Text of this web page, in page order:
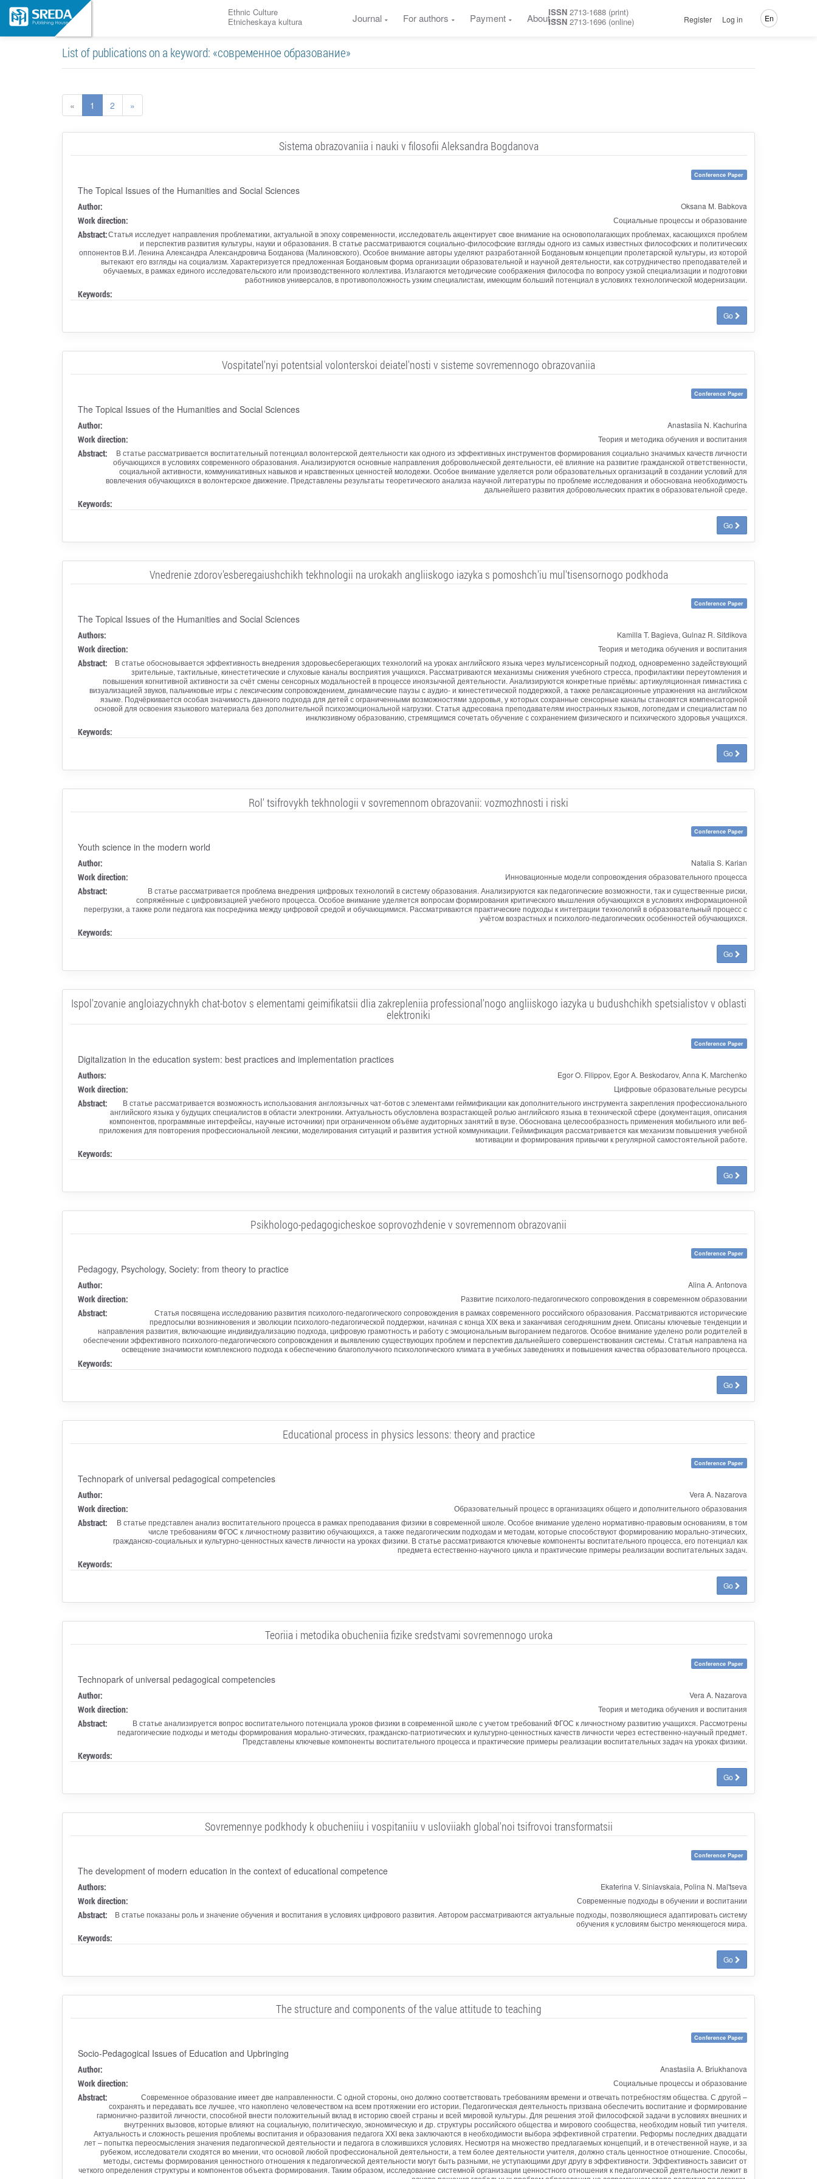
Ethnic Culture
Etnicheskaya kultura
Journal For authors Payment AboutISSN 2713-1688 (print)
ISSN 2713-1696 (online) Register Log in En
List of publications on a keyword: «современное образование»
« 1 2 »
Sistema obrazovaniia i nauki v filosofii Aleksandra Bogdanova
Conference Paper
The Topical Issues of the Humanities and Social Sciences
Author: Oksana M. Babkova
Work direction: Социальные процессы и образование
Abstract:Статья исследует направления проблематики, актуальной в эпоху современности, исследователь акцентирует свое внимание на основополагающих проблемах, касающихся проблем
и перспектив развития культуры, науки и образования. В статье рассматриваются социально-философские взгляды одного из самых известных философских и политических
оппонентов В.И. Ленина Александра Александровича Богданова (Малиновского). Особое внимание авторы уделяют разработанной Богдановым концепции пролетарской культуры, из которой
вытекают его взгляды на социализм. Характеризуется предложенная Богдановым форма организации образовательной и научной деятельности, как сотрудничество преподавателей и
обучаемых, в рамках единого исследовательского или производственного коллектива. Излагаются методические соображения философа по вопросу узкой специализации и подготовки
работников универсалов, в противоположность узким специалистам, имеющим больший потенциал в условиях технологической модернизации.
Keywords:
Go
Vospitatel'nyi potentsial volonterskoi deiatel'nosti v sisteme sovremennogo obrazovaniia
Conference Paper
The Topical Issues of the Humanities and Social Sciences
Author: Anastasiia N. Kachurina
Work direction: Теория и методика обучения и воспитания
Abstract:
В статье рассматривается воспитательный потенциал волонтерской деятельности как одного из эффективных инструментов формирования социально значимых качеств личности
обучающихся в условиях современного образования. Анализируются основные направления добровольческой деятельности, её влияние на развитие гражданской ответственности,
социальной активности, коммуникативных навыков и нравственных ценностей молодежи. Особое внимание уделяется роли образовательных организаций в создании условий для
вовлечения обучающихся в волонтерское движение. Представлены результаты теоретического анализа научной литературы по проблеме исследования и обоснована необходимость
дальнейшего развития добровольческих практик в образовательной среде.
Keywords:
Go
Vnedrenie zdorov'esberegaiushchikh tekhnologii na urokakh angliiskogo iazyka s pomoshch'iu mul'tisensornogo podkhoda
Conference Paper
The Topical Issues of the Humanities and Social Sciences
Authors: Kamilla T. Bagieva, Gulnaz R. Sitdikova
Work direction: Теория и методика обучения и воспитания
Abstract:
В статье обосновывается эффективность внедрения здоровьесберегающих технологий на уроках английского языка через мультисенсорный подход, одновременно задействующий
зрительные, тактильные, кинестетические и слуховые каналы восприятия учащихся. Рассматриваются механизмы снижения учебного стресса, профилактики переутомления и
повышения когнитивной активности за счёт смены сенсорных модальностей в процессе иноязычной деятельности. Анализируются конкретные приёмы: артикуляционная гимнастика с
визуализацией звуков, пальчиковые игры с лексическим сопровождением, динамические паузы с аудио- и кинестетической поддержкой, а также релаксационные упражнения на английском
языке. Подчёркивается особая значимость данного подхода для детей с ограниченными возможностями здоровья, у которых сохранные сенсорные каналы становятся компенсаторной
основой для освоения языкового материала без дополнительной психоэмоциональной нагрузки. Статья адресована преподавателям иностранных языков, логопедам и специалистам по
инклюзивному образованию, стремящимся сочетать обучение с сохранением физического и психического здоровья учащихся.
Keywords:
Go
Rol' tsifrovykh tekhnologii v sovremennom obrazovanii: vozmozhnosti i riski
Conference Paper
Youth science in the modern world
Author: Natalia S. Karian
Work direction: Инновационные модели сопровождения образовательного процесса
Abstract:
В статье рассматривается проблема внедрения цифровых технологий в систему образования. Анализируются как педагогические возможности, так и существенные риски,
сопряжённые с цифровизацией учебного процесса. Особое внимание уделяется вопросам формирования критического мышления обучающихся в условиях информационной
перегрузки, а также роли педагога как посредника между цифровой средой и обучающимися. Рассматриваются практические подходы к интеграции технологий в образовательный процесс с
учётом возрастных и психолого-педагогических особенностей обучающихся.
Keywords:
Go
Ispol'zovanie angloiazychnykh chat-botov s elementami geimifikatsii dlia zakrepleniia professional'nogo angliiskogo iazyka u budushchikh spetsialistov v oblasti
elektroniki
Conference Paper
Digitalization in the education system: best practices and implementation practices
Authors: Egor O. Filippov, Egor A. Beskodarov, Anna K. Marchenko
Work direction: Цифровые образовательные ресурсы
Abstract:
В статье рассматривается возможность использования англоязычных чат-ботов с элементами геймификации как дополнительного инструмента закрепления профессионального
английского языка у будущих специалистов в области электроники. Актуальность обусловлена возрастающей ролью английского языка в технической сфере (документация, описания
компонентов, программные интерфейсы, научные источники) при ограниченном объёме аудиторных занятий в вузе. Обоснована целесообразность применения мобильного или веб-
приложения для повторения профессиональной лексики, моделирования ситуаций и развития устной коммуникации. Геймификация рассматривается как механизм повышения учебной
мотивации и формирования привычки к регулярной самостоятельной работе.
Keywords:
Go
Psikhologo-pedagogicheskoe soprovozhdenie v sovremennom obrazovanii
Conference Paper
Pedagogy, Psychology, Society: from theory to practice
Author: Alina A. Antonova
Work direction: Развитие психолого-педагогического сопровождения в современном образовании
Abstract:
Статья посвящена исследованию развития психолого-педагогического сопровождения в рамках современного российского образования. Рассматриваются исторические
предпосылки возникновения и эволюции психолого-педагогической поддержки, начиная с конца XIX века и заканчивая сегодняшним днем. Описаны ключевые тенденции и
направления развития, включающие индивидуализацию подхода, цифровую грамотность и работу с эмоциональным выгоранием педагогов. Особое внимание уделено роли родителей в
обеспечении эффективного психолого-педагогического сопровождения и выявлению существующих проблем и перспектив дальнейшего совершенствования системы. Статья направлена на
освещение значимости комплексного подхода к обеспечению благополучного психологического климата в учебных заведениях и повышения качества образовательного процесса.
Keywords:
Go
Educational process in physics lessons: theory and practice
Conference Paper
Technopark of universal pedagogical competencies
Author: Vera A. Nazarova
Work direction: Образовательный процесс в организациях общего и дополнительного образования
Abstract:
В статье представлен анализ воспитательного процесса в рамках преподавания физики в современной школе. Особое внимание уделено нормативно-правовым основаниям, в том
числе требованиям ФГОС к личностному развитию обучающихся, а также педагогическим подходам и методам, которые способствуют формированию морально-этических,
гражданско-социальных и культурно-ценностных качеств личности на уроках физики. В статье рассматриваются ключевые компоненты воспитательного процесса, его потенциал как
предмета естественно-научного цикла и практические примеры реализации воспитательных задач.
Keywords:
Go
Teoriia i metodika obucheniia fizike sredstvami sovremennogo uroka
Conference Paper
Technopark of universal pedagogical competencies
Author: Vera A. Nazarova
Work direction: Теория и методика обучения и воспитания
Abstract:
В статье анализируется вопрос воспитательного потенциала уроков физики в современной школе с учетом требований ФГОС к личностному развитию учащихся. Рассмотрены
педагогические подходы и методы формирования морально-этических, гражданско-патриотических и культурно-ценностных качеств личности через естественно-научный предмет.
Представлены ключевые компоненты воспитательного процесса и практические примеры реализации воспитательных задач на уроках физики.
Keywords:
Go
Sovremennye podkhody k obucheniiu i vospitaniiu v usloviiakh global'noi tsifrovoi transformatsii
Conference Paper
The development of modern education in the context of educational competence
Authors: Ekaterina V. Siniavskaia, Polina N. Mal'tseva
Work direction: Современные подходы в обучении и воспитании
Abstract:
В статье показаны роль и значение обучения и воспитания в условиях цифрового развития. Автором рассматриваются актуальные подходы, позволяющиеся адаптировать систему
обучения к условиям быстро меняющегося мира.
Keywords:
Go
The structure and components of the value attitude to teaching
Conference Paper
Socio-Pedagogical Issues of Education and Upbringing
Author: Anastasiia A. Briukhanova
Work direction: Социальные процессы и образование
Abstract:
Современное образование имеет две направленности. С одной стороны, оно должно соответствовать требованиям времени и отвечать потребностям общества. С другой –
сохранять и передавать все лучшее, что накоплено человечеством на всем протяжении его истории. Педагогическая деятельность призвана обеспечить воспитание и формирование
гармонично-развитой личности, способной внести положительный вклад в историю своей страны и всей мировой культуры. Для решения этой философской задачи в условиях внешних и
внутренних вызовов, которые влияют на социальную, политическую, экономическую и др. структуры российского общества и мирового сообщества, необходим новый тип учителя.
Актуальность и сложность решения проблемы воспитания и образования педагога XXI века заключаются в необходимости выбора эффективной стратегии. Реформы последних двадцати
лет – попытка переосмысления значения педагогической деятельности и педагога в сложившихся условиях. Несмотря на множество предлагаемых концепций, и в отечественной науке, и за
рубежом, исследователи сходятся во мнении, что основой любой профессиональной деятельности, а тем более деятельности учителя, должно сталь ценностное отношение. Способы,
методы, системы формирования ценностного отношения к педагогической деятельности могут быть разными, не уступающими друг другу в эффективности. Эффективность зависит от
четкого определения структуры и компонентов объекта формирования. Таким образом, исследование системной организации ценностного отношения к педагогической деятельности лежит в